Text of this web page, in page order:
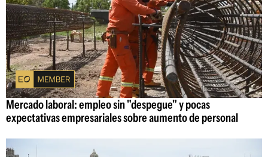
Mercado laboral: empleo sin "despegue" y pocas
expectativas empresariales sobre aumento de personal